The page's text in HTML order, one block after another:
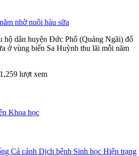
nhờ nuôi hàu sữa
hộ dân huyện Đức Phổ (Quảng Ngãi) đổ
ở vùng biển Sa Huỳnh thu lãi mỗi năm
lượt xem
Khoa học
Cá cảnh Dịch bệnh Sinh học Hiện trạng